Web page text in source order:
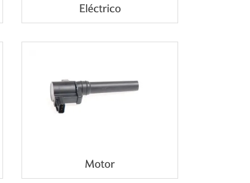
Eléctrico
Motor